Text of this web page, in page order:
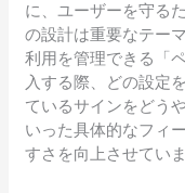
に、ユーザーを守る
の設計は重要なテー
利用を管理できる「
入する際、どの設定
ているサインをどう
いった具体的なフィ
すさを向上させていま